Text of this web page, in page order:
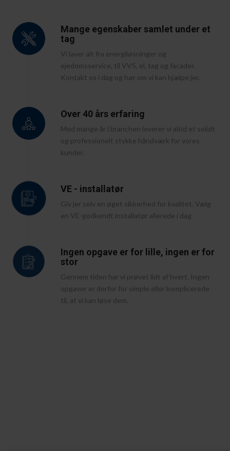
Mange egenskaber samlet under et
tag
Vi laver alt fra energiløsninger og
ejedomsservice, til VVS, el, tag og facader. ​
Kontakt os i dag og hør om vi kan hjælpe jer.
Over 40 års erfaring
Med mange år i branchen leverer vi altid et solidt
og professionelt stykke håndværk for vores
kunder.
VE - installatør
Giv jer selv en øget sikkerhed for kvalitet. Vælg
en VE-godkendt installatør allerede i dag
Ingen opgave er for lille, ingen er for
stor
Gennem tiden har vi prøvet lidt af hvert. Ingen
opgaver er derfor for simple eller komplicerede
til, at vi kan løse dem.